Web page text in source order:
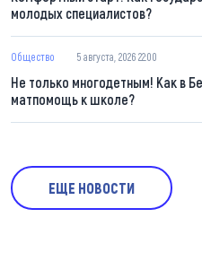
молодых специалистов?
Общество 5 августа, 2026 22:00
Не только многодетным! Как в
матпомощь к школе?
ЕЩЕ НОВОСТИ